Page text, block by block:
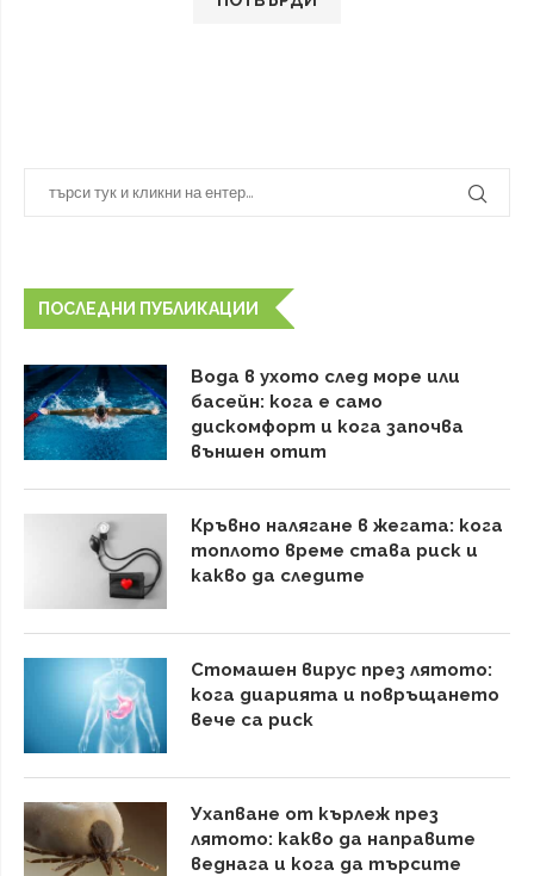
ПОСЛЕДНИ ПУБЛИКАЦИИ
Вода в ухото след море или
басейн: кога е само
дискомфорт и кога започва
външен отит
Кръвно налягане в жегата: кога
топлото време става риск и
какво да следите
Стомашен вирус през лятото:
кога диарията и повръщането
вече са риск
Ухапване от кърлеж през
лятото: какво да направите
веднага и кога да търсите